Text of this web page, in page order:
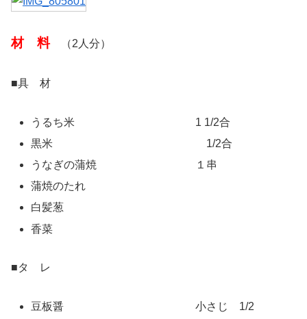
材 料（2人分）
■具 材
うるち米 1 1/2合
黒米 1/2合
うなぎの蒲焼 １串
蒲焼のたれ
白髪葱
香菜
■タ レ
豆板醤 小さじ 1/2